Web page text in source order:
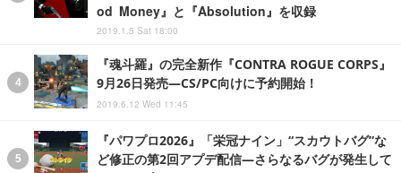
od Money』と『Absolution』を収録
2019.1.5 Sat 18:00
『魂斗羅』の完全新作『CONTRA ROGUE CORPS』
9月26日発売―CS/PC向けに予約開始！
2019.6.12 Wed 11:45
『パワプロ2026』「栄冠ナイン」“スカウトバグ”な
ど修正の第2回アプデ配信―さらなるバグが発生して